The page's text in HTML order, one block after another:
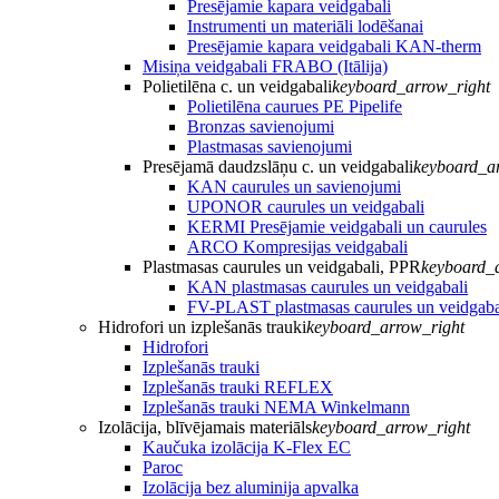
Presējamie kapara veidgabali
Instrumenti un materiāli lodēšanai
Presējamie kapara veidgabali KAN-therm
Misiņa veidgabali FRABO (Itālija)
Polietilēna c. un veidgabalikeyboard_arrow_right
Polietilēna caurues PE Pipelife
Bronzas savienojumi
Plastmasas savienojumi
Presējamā daudzslāņu c. un veidgabali
KAN caurules un savienojumi
UPONOR caurules un veidgabali
KERMI Presējamie veidgabali un caurules
ARCO Kompresijas veidgabali
Plastmasas caurules un veidgabali, PPR
KAN plastmasas caurules un veidgabali
FV-PLAST plastmasas caurules un
Hidrofori un izplešanās traukikeyboard_arrow_right
Hidrofori
Izplešanās trauki
Izplešanās trauki REFLEX
Izplešanās trauki NEMA Winkelmann
Izolācija, blīvējamais materiālskeyboard_arrow_right
Kaučuka izolācija K-Flex EC
Paroc
Izolācija bez aluminija apvalka